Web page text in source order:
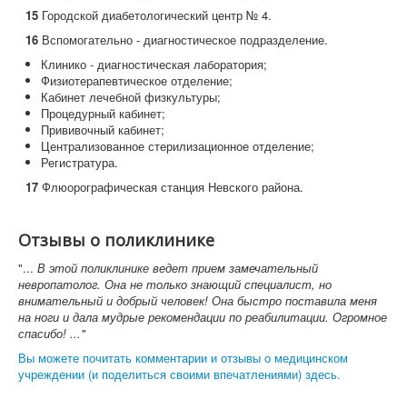
15 Городской диабетологический центр № 4.
16 Вспомогательно - диагностическое подразделение.
Клинико - диагностическая лаборатория;
Физиотерапевтическое отделение;
Кабинет лечебной физкультуры;
Процедурный кабинет;
Прививочный кабинет;
Централизованное стерилизационное отделение;
Регистратура.
17 Флюорографическая станция Невского района.
Отзывы о поликлинике
"... В этой поликлинике ведет прием замечательный
невропатолог. Она не только знающий специалист, но
внимательный и добрый человек! Она быстро поставила меня
на ноги и дала мудрые рекомендации по реабилитации. Огромное
спасибо! ..."
Вы можете почитать комментарии и отзывы о медицинском
учреждении (и поделиться своими впечатлениями) здесь.